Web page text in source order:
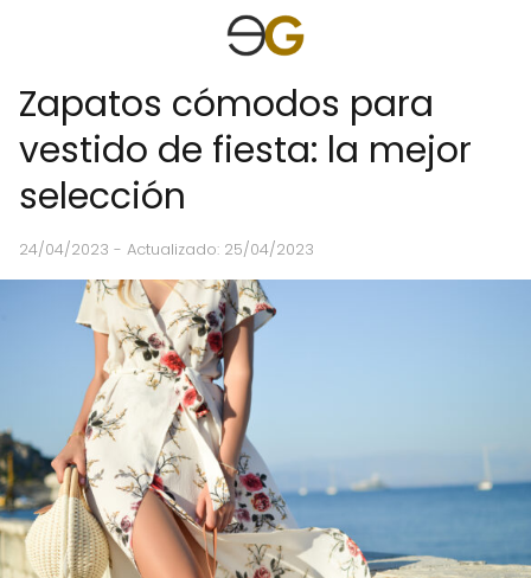
Zapatos cómodos para
vestido de fiesta: la mejor
selección
24/04/2023 - Actualizado: 25/04/2023